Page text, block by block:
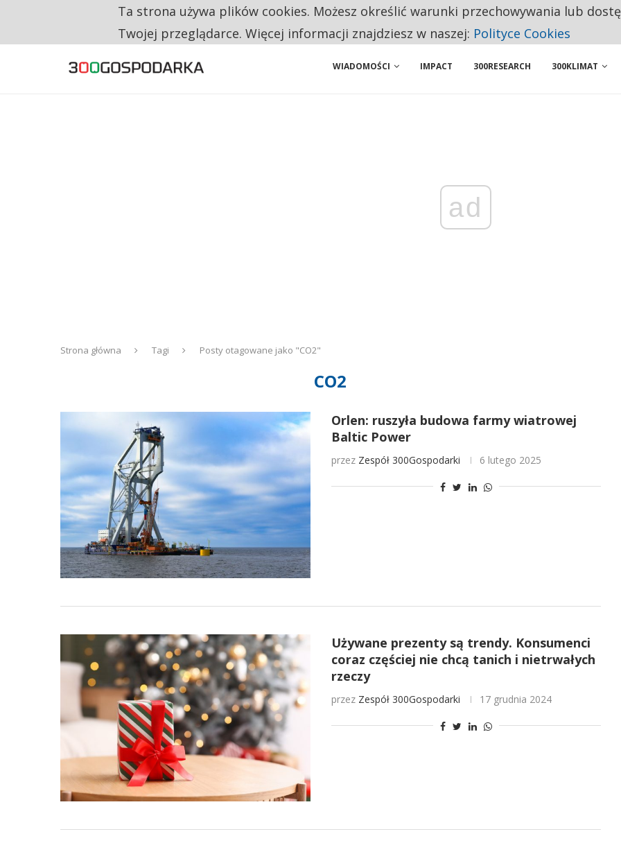
CO TRZECIĄ ZŁOTÓWKĘ Z EMERYTURY SENIORZY PRZEZNACZAJĄ NA PODSTAWOWE ZAKUPY
WIADOMOŚCI IMPACT 300RESEARCH 300KLIMAT
ad
Strona główna Tagi Posty otagowane jako "CO2"
CO2
Orlen: ruszyła budowa farmy wiatrowej
Baltic Power
przez Zespół 300Gospodarki 6 lutego 2025
Używane prezenty są trendy. Konsumenci
coraz częściej nie chcą tanich i nietrwałych
rzeczy
przez Zespół 300Gospodarki 17 grudnia 2024
Ta strona używa plików cookies. Możesz określić warunki przechowywania lub
Twojej przeglądarce. Więcej informacji znajdziesz w naszej: Polityce Cookies